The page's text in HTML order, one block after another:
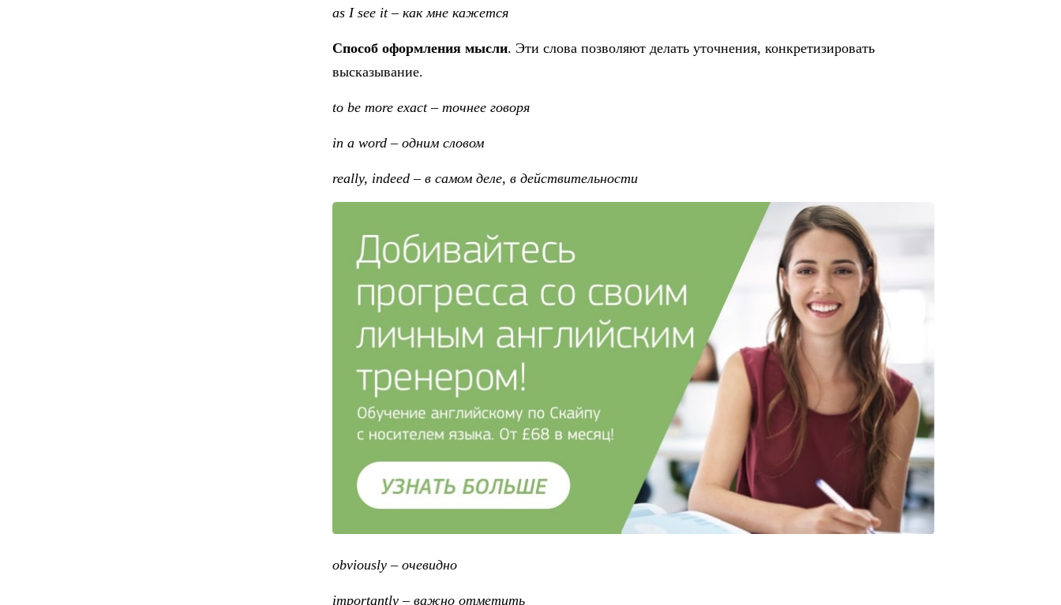
as I see it – как мне кажется
Способ оформления мысли. Эти слова позволяют делать уточнения, конкретизировать
высказывание.
to be more exact – точнее говоря
in a word – одним словом
really, indeed – в самом деле, в действительности
obviously–очевидно
importantly – важно отметить